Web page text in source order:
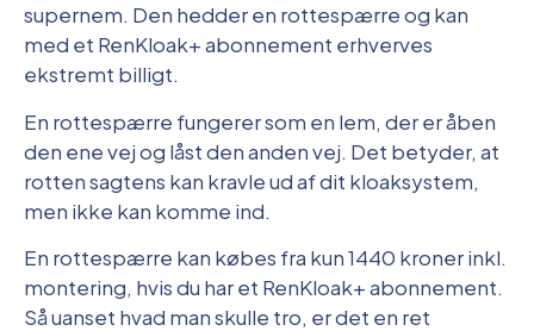
supernem. Den hedder en rottespærre og kan
med et RenKloak+ abonnement erhverves
ekstremt billigt.
En rottespærre fungerer som en lem, der er åben
den ene vej og låst den anden vej. Det betyder, at
rotten sagtens kan kravle ud af dit kloaksystem,
men ikke kan komme ind.
En rottespærre kan købes fra kun 1440 kroner inkl.
montering, hvis du har et RenKloak+ abonnement.
Så uanset hvad man skulle tro, er det en ret